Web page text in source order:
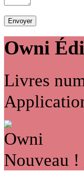
Owni
Livres
Nouveau !